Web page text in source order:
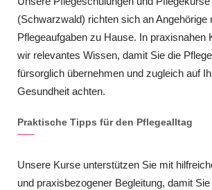
(Schwarzwald) richten sich an Angehörige
Pflegeaufgaben zu Hause. In praxisnahen
wir relevantes Wissen, damit Sie die
fürsorglich übernehmen und zugleich auf
Gesundheit achten.
Praktische Tipps für den Pflegealltag
Unsere Kurse unterstützen Sie mit
und praxisbezogener Begleitung, damit